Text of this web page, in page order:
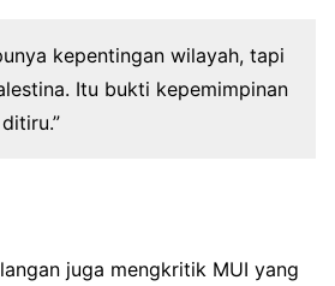
kepentingan wilayah, tapi
Itu bukti kepemimpinan
juga mengkritik MUI yang